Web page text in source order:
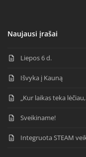
Naujausi įrašai
Liepos 6 d.
Išvyka į Kauną
„Kur laikas teka
Sveikiname!
Integruota STEAM